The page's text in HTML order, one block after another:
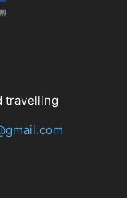
travelling